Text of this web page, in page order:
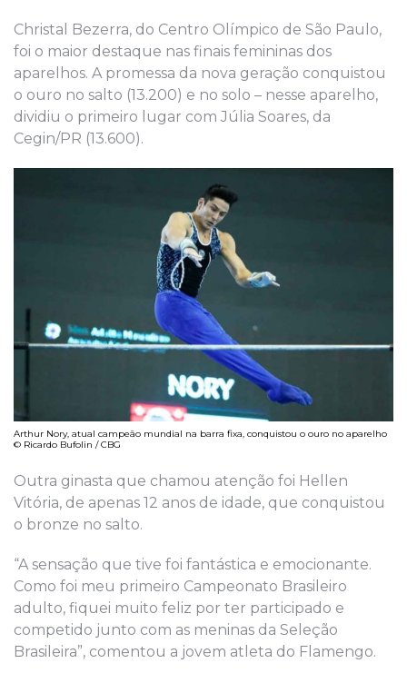
Christal Bezerra, do Centro Olímpico de São Paulo,
foi o maior destaque nas finais femininas dos
aparelhos. A promessa da nova geração conquistou
o ouro no salto (13.200) e no solo – nesse aparelho,
dividiu o primeiro lugar com Júlia Soares, da
Cegin/PR (13.600).
Arthur Nory, atual campeão mundial na barra fixa, conquistou o ouro no aparelho
© Ricardo Bufolin / CBG
Outra ginasta que chamou atenção foi Hellen
Vitória, de apenas 12 anos de idade, que conquistou
o bronze no salto.
“A sensação que tive foi fantástica e emocionante.
Como foi meu primeiro Campeonato Brasileiro
adulto, fiquei muito feliz por ter participado e
competido junto com as meninas da Seleção
Brasileira”, comentou a jovem atleta do Flamengo.